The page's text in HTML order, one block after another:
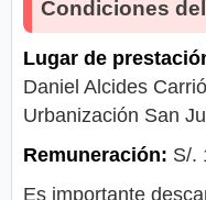
Condiciones
Lugar de
Daniel Alcides
Urbanización San
Remuneración: S/.
Es importante